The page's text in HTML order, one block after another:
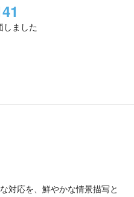
しました
対応を、鮮やかな情景描写と